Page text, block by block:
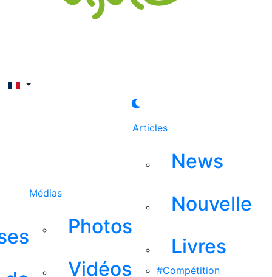
Médias
Photos
Vidéos
Articles
News
Nouvelle
Livres
#Compétition